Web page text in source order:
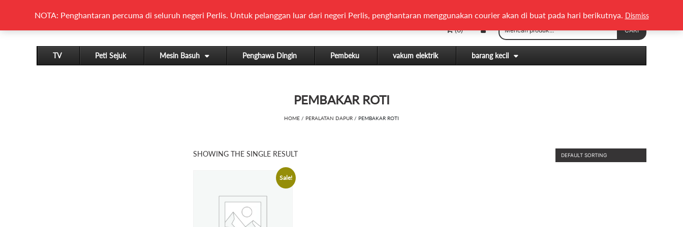
(0)
for:
CARI
TV Peti Sejuk Mesin Basuh Penghawa Dingin Pembeku vakum elektrik barang kecil
PEMBAKAR ROTI
HOME / PERALATAN DAPUR / PEMBAKAR ROTI
SHOWING THE SINGLE RESULT
Sale!
NOTA: Penghantaran percuma di seluruh negeri Perlis. Untuk pelanggan luar dari negeri Perlis, penghantaran menggunakan courier akan di buat pada hari berikutnya. Dismiss